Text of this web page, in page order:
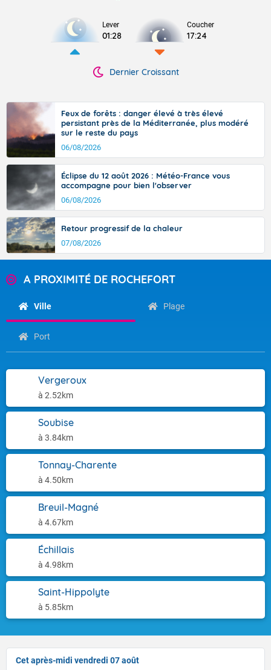
Lever
01:28
Coucher
17:24
Dernier Croissant
Feux de forêts : danger élevé à très élevé
persistant près de la Méditerranée, plus modéré
sur le reste du pays
06/08/2026
Éclipse du 12 août 2026 : Météo-France vous
accompagne pour bien l'observer
06/08/2026
Retour progressif de la chaleur
07/08/2026
A PROXIMITÉ DE ROCHEFORT
Ville Plage
Port
Vergeroux
à 2.52km
Soubise
à 3.84km
Tonnay-Charente
à 4.50km
Breuil-Magné
à 4.67km
Échillais
à 4.98km
Saint-Hippolyte
à 5.85km
Cet après-midi vendredi 07 août